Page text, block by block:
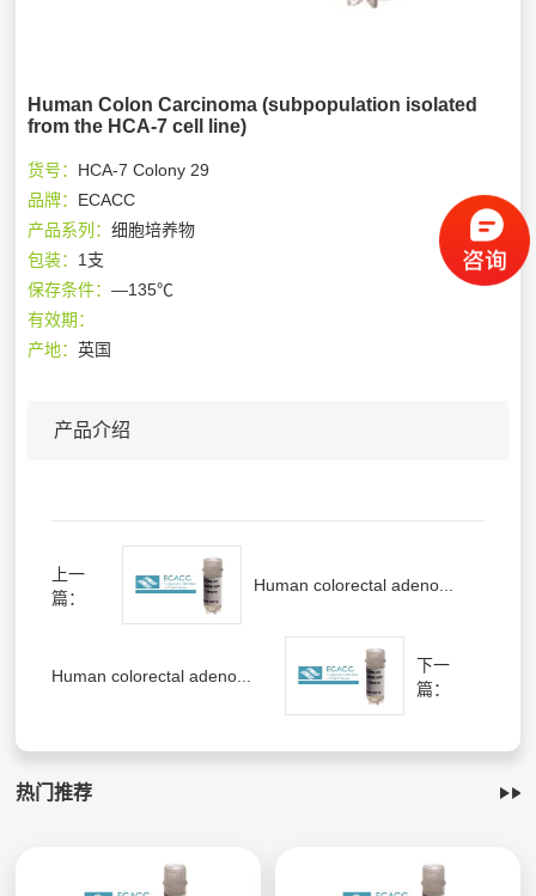
Human Colon Carcinoma (subpopulation isolated
from the HCA-7 cell line)
货号： HCA-7 Colony 29
品牌： ECACC
产品系列：细胞培养物
包装： 1支
保存条件：—135℃
有效期：
产地：英国
产品介绍
上一
篇：
Human colorectal adeno...
Human colorectal adeno...
下一
篇：
热门推荐